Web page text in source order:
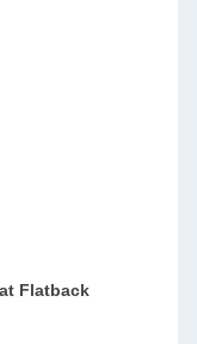
Flatback